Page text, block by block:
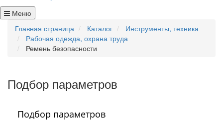
Меню
Главная страница
Каталог
Инструменты, техника
Рабочая одежда, охрана труда
Ремень безопасности
Подбор параметров
Подбор параметров